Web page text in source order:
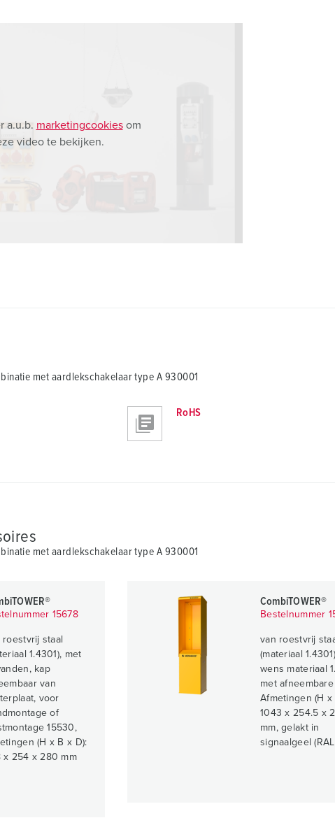
h
l
a.u.b. marketingcookiesom
video te bekijken.
met aardlekschakelaar type A 930001
RoHS
met aardlekschakelaar type A 930001
15678
roestvrij staal
1.4301), met
kap
van
voor
of
15530,
(H x B x D):
x 254 x 280 mm
CombiTOWER®
Bestelnummer
van roestvrij
(materiaal
wens materiaal
met afneembare
Afmetingen (H x
1043 x 254.5 x
mm, gelakt in
signaalgeel